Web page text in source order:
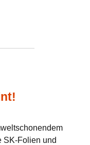
SK-Folien und